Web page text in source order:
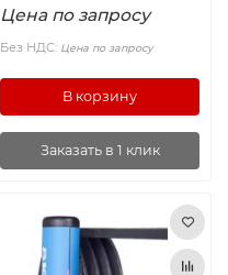
Цена по запросу
Без НДС: Цена по запросу
В корзину
Заказать в 1 клик